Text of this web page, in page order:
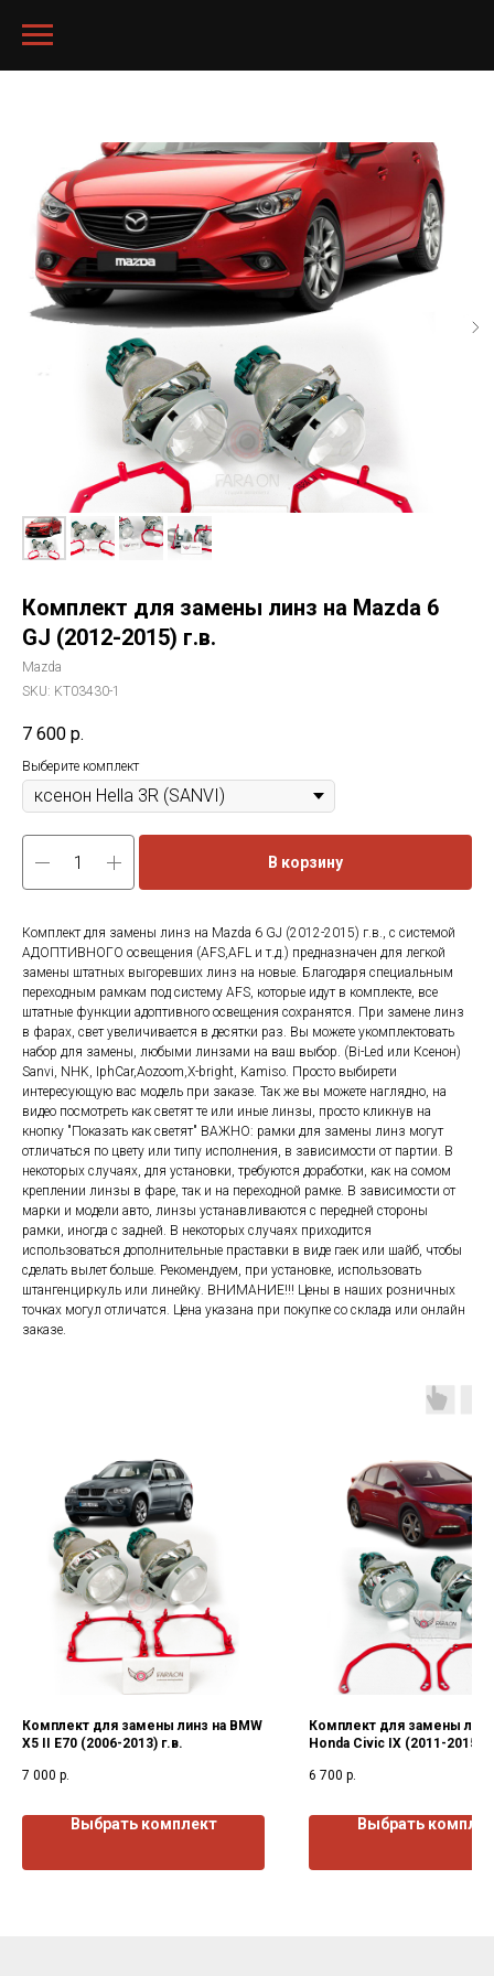
Комплект для замены линз на Mazda 6
GJ (2012-2015) г.в.
Mazda
SKU: KT03430-1
7 600 р.
Выберите комплект
В корзину
Комплект для замены линз на Mazda 6 GJ (2012-2015) г.в., с системой
АДОПТИВНОГО освещения (AFS,AFL и т.д.) предназначен для легкой
замены штатных выгоревших линз на новые. Благодаря специальным
переходным рамкам под систему AFS, которые идут в комплекте, все
штатные функции адоптивного освещения сохранятся. При замене линз
в фарах, свет увеличивается в десятки раз. Вы можете укомплектовать
набор для замены, любыми линзами на ваш выбор. (Bi-Led или Ксенон)
Sanvi, NHK, IphCar,Aozoom,X-bright, Kamiso. Просто выбирети
интересующую вас модель при заказе. Так же вы можете наглядно, на
видео посмотреть как светят те или иные линзы, просто кликнув на
кнопку "Показать как светят" ВАЖНО: рамки для замены линз могут
отличаться по цвету или типу исполнения, в зависимости от партии. В
некоторых случаях, для установки, требуются доработки, как на сомом
креплении линзы в фаре, так и на переходной рамке. В зависимости от
марки и модели авто, линзы устанавливаются с передней стороны
рамки, иногда с задней. В некоторых случаях приходится
использоваться дополнительные праставки в виде гаек или шайб, чтобы
сделать вылет больше. Рекомендуем, при установке, использовать
штангенциркуль или линейку. ВНИМАНИЕ!!! Цены в наших розничных
точках могул отличатся. Цена указана при покупке со склада или онлайн
заказе.
Комплект для замены линз на BMW
X5 II E70 (2006-2013) г.в.
7 000 р.
Выбрать комплект
Комплект для замены
Honda Civic IX (2011-2015)
6 700 р.
Выбрать